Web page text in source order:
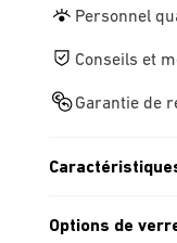
Personnel
Conseils et
Garantie de
Options de